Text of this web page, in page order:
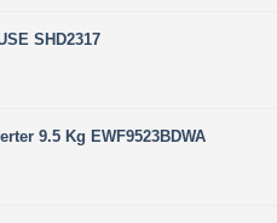
SHD2317
9.5 Kg EWF9523BDWA